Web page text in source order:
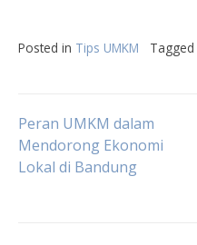
Posted in Tips UMKM Tagged
Post
navigation
Peran UMKM dalam
Mendorong Ekonomi
Lokal di Bandung